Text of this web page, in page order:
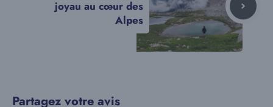
joyau au cœur des
Alpes
Partagez votre avis